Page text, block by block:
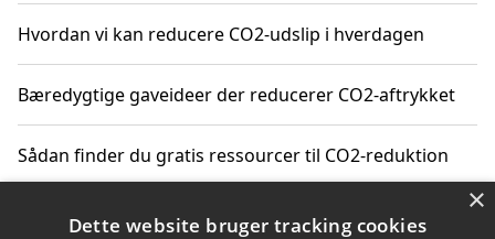
Hvordan vi kan reducere CO2-udslip i hverdagen
Bæredygtige gaveideer der reducerer CO2-aftrykket
Sådan finder du gratis ressourcer til CO2-reduktion
Hvordan gadgets til hjemmet kan reducere CO2-udslip ×
Dette website bruger tracking cookies